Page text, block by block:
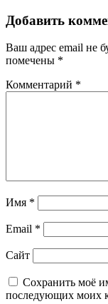
Добавить
Ваш адрес email не
помечены *
Комментарий *
Имя *
Email *
Сайт
Сохранить моё
последующих моих